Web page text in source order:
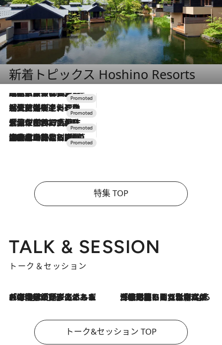
新着トピックス Hoshino Resorts
2026.7.31
【ホテル帰省】という選択肢をOMOが提案。家族とほどよい距離を保つには「昼は実家、夜は気兼ねなくホテルで！」
2026.7.24
【夏限定ディナーコース】旬を迎える稚鮎や花ズッキーニなどをイタリア・トスカーナの郷土料理の手法で満喫！
2026.7.17
「土佐和ハーブかき氷」がOMO7高知に登場！生姜、山椒、大葉など目にも舌にも涼を呼ぶ郷土の味
2026.7.10
NEW OPEN！【界 草津】名湯の地に誕生。趣の異なる2種の温泉と上州ならではの会席・蕎麦割烹など美食を味わう究極の癒やし旅
特集 TOP
TALK & SESSION
トーク＆セッション
2026.8.3
「今後値上げがあるとすれば…」「リスクがあるのは今年の冬」エネルギー専門家が語る、ホルムズ海峡封鎖が家庭にもたらす“ある心配” 2026.8.3
「住宅建てられない…」「サーチャージ料の高値が続いている」ホルムズ海峡封鎖による影響はいつまで続く？《エネルギー専門家に聞く“どうなる日本の暮らし”》
トーク&セッション TOP